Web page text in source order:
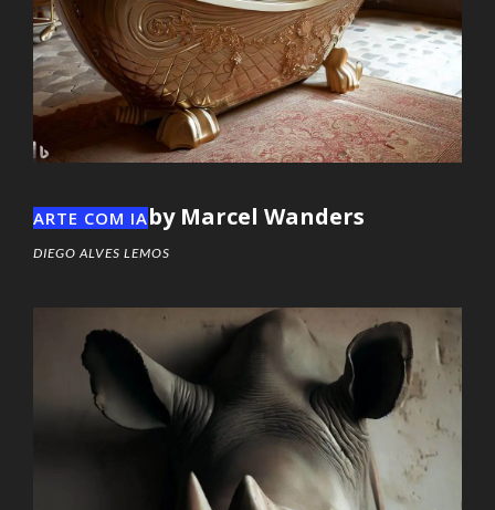
ARTE COM IAby Marcel Wanders
DIEGO ALVES LEMOS